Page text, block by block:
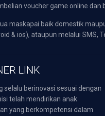
voucher game online
maskapai baik domestik
& ios), ataupun melalui SMS,
LINK
selalu berinovasi sesuai dengan
telah mendirikan anak
yang berkompetensi dalam